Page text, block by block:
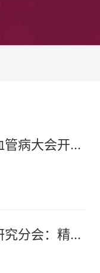
病大会开
分会：精准